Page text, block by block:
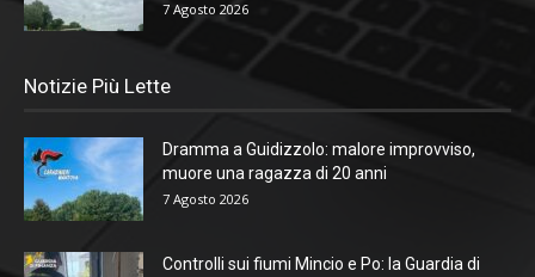
7 Agosto 2026
Notizie Più Lette
Dramma a Guidizzolo: malore improvviso,
muore una ragazza di 20 anni
7 Agosto 2026
Controlli sui fiumi Mincio e Po: la Guardia di